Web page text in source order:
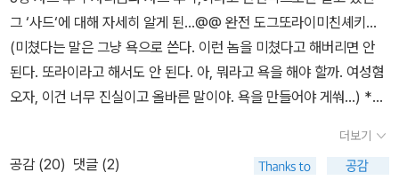
을 쓰기 시작했다. 병원에 입원해서도 펜을 놓지 않았다. -김지은입니
다.이 모든 주장은 상식적으로 진위 여부의 확인이 가능한 허위 증언
들이었지만, 재판의 증언들은 언론에 그대로 중계되어 대중에게 알려
졌다. 사실 확인은 전혀 없었고, 일방 적인 주장이 사실처럼 전달되었
다. -김지은입니다.같은 처지에 놓인 여성들은 이런 일들을 보며 기본
적으로 두 가지 감정을 느낄 거라 생각한다. 하나는 '저 봐. 저렇게 말
해봤자. 소용없잖아? 오히려 마녀사냥이나 당하고. 나는 그때 참기를
체체파리의 비법> <휴스턴, 휴스턴, 들리는가>조애나 러스 <여성 인
간 Female Man>어슐러 르 귄 <어둠의 왼손> <정복하지 않은 사람
들> (오디오북, 조애나 러스 외 <혁명하는 여자들>에 포함)에이드리
언 리치 <공통 언어를 향한 꿈> - <엘비라 샤타예브를 위한 환상곡>
이더>맥신 홍 킹스턴 <여전사> 주디 시카고 <디너파티> Judy Chi
무엇인가가 아니다. 그것은 좋은 질문이지만, 그러나 인간의 잔혹성
의 영역 - 역사의 영역 -에서 그것은 완전히 추상적인 의문이다. 중심
적인 문제는, 힘이 인종적 및 성적으로 멸시당하는 사람에 대해 사용
되었을 때에는, 왜 힘이 힘으로서 절대로 인식되지 않는가이다.- P23
화하고, 다음 그 힘을 불가시한 것으로 치부하는 이데올로기가 일견
모순되게 보이기도 하지만, 실제로 모든 것을 포함한다. 히틀러는 유
머니는 남자가 생애를 통해서 소유하는 최초의 물체, 구출하러 달려
오는 움직이는 자산의 의미를 지닌다.- P178성적 물체를 사랑하고,
욕망하고, 강박관념을 갖는 것은 남자의 문화에서는 물체 자체의 특
질에 대한 자연스러운 반응으로 간주된다. 최초의 관심사가 물체의
형태이므로, 남자는 육욕과 성교능력을 자극하는 특정의 형태를 강하
게 요구한다. 성심리학의 분야에서 베커가 신뢰할 만한 반응의 형식
으로 부르는 것은, 대체로 대상화objectification라고 불린다. 대상
그 ‘사드‘에 대해 자세히 알게 된...@@ 완전 도그또라이미친셰키...
(미쳤다는 말은 그냥 욕으로 쓴다. 이런 놈을 미쳤다고 해버리면 안
된다. 또라이라고 해서도 안 된다. 아, 뭐라고 욕을 해야 할까. 여성혐
오자, 이건 너무 진실이고 올바른 말이야. 욕을 만들어야 게쒀...) ***
콕토, 아폴리네르, 폴 틸리히, 시몬 드 보부아르, 카뮈, 조지(조르주)
바타유, 롤랑 바르트, 도널드 토머스, 리차드 시버/오스트린 웨인하우
더보기
공감 (20) 댓글 (2)